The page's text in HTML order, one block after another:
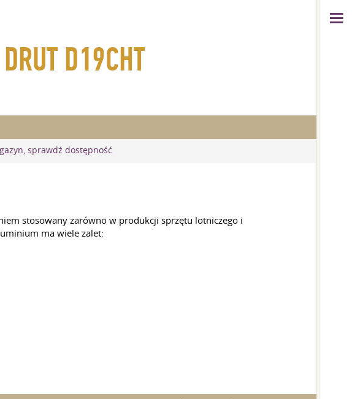
D19CHT
sprawdź dostępność
stosowany zarówno w produkcji sprzętu lotniczego i
ma wiele zalet: